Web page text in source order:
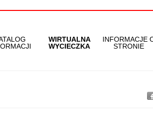
WIRTUALNA
WYCIECZKA
INFORMACJE
STRONIE